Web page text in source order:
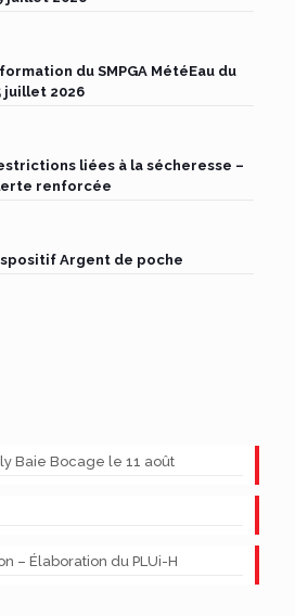
du SMPGA MétéEau du
juillet 2026
liées à la sécheresse –
renforcée
Argent de poche
Baie Bocage le 11 août
– Élaboration du PLUi-H